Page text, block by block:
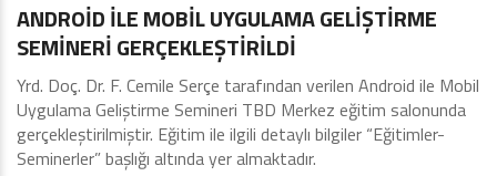
ANDROİD İLE MOBİL UYGULAMA GELİŞTİRME
SEMİNERİ GERÇEKLEŞTİRİLDİ
Yrd. Doç. Dr. F. Cemile Serçe tarafından verilen Android ile Mobil
Uygulama Geliştirme Semineri TBD Merkez eğitim salonunda
gerçekleştirilmiştir. Eğitim ile ilgili detaylı bilgiler “Eğitimler-
Seminerler” başlığı altında yer almaktadır.
Eğitimler - Seminerler